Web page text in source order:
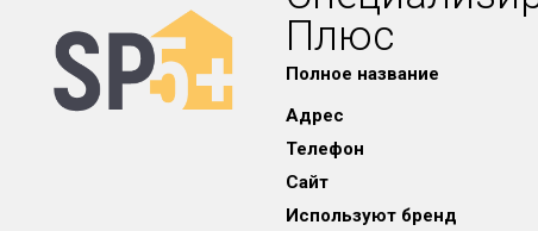
Плюс
Полное название
Адрес
Телефон
Сайт
Используют бренд